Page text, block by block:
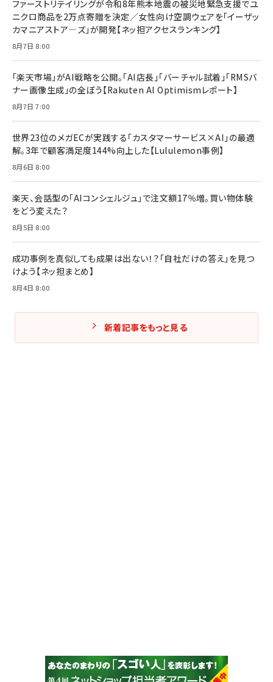
ファーストリテイリングが令和8年熊本地震の被災地緊急支援でユ
ニクロ商品を2万点寄贈を決定／女性向け空調ウェアを「イーザッ
カマニアストア―ズ」が開発【ネッ担アクセスランキング】
8月7日 8:00
「楽天市場」がAI戦略を公開。「AI店長」「バーチャル試着」「RMSバ
ナー画像生成」の全ぼう【Rakuten AI Optimismレポート】
8月7日 7:00
世界23位のメガECが実践する「カスタマーサービス×AI」の最適
解。3年で顧客満足度144%向上した【Lululemon事例】
8月6日 8:00
楽天、会話型の「AIコンシェルジュ」で注文額17％増。買い物体験
をどう変えた？
8月5日 8:00
成功事例を真似しても成果は出ない！？「自社だけの答え」を見つ
けよう【ネッ担まとめ】
8月4日 8:00
新着記事をもっと見る